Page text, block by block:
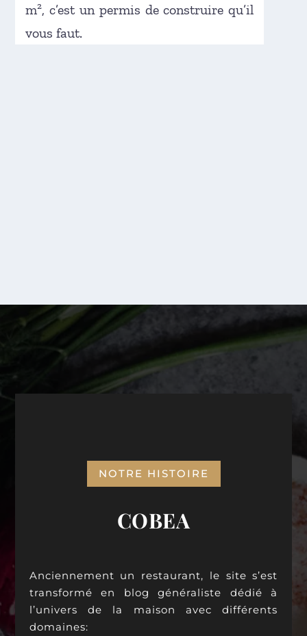
m², c’est un permis de construire qu’il
vous faut.
NOTRE HISTOIRE
COBEA
Anciennement un restaurant, le site s’est
transformé en blog généraliste dédié à
l’univers de la maison avec différents
domaines: